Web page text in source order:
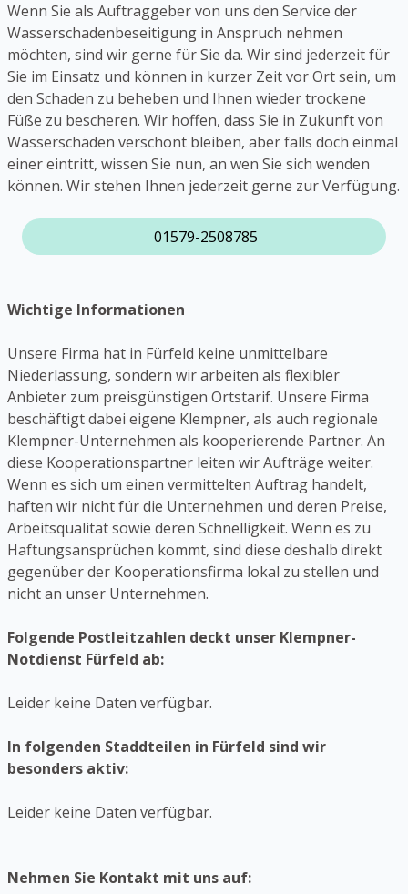
Wenn Sie als Auftraggeber von uns den Service der
Wasserschadenbeseitigung in Anspruch nehmen
möchten, sind wir gerne für Sie da. Wir sind jederzeit für
Sie im Einsatz und können in kurzer Zeit vor Ort sein, um
den Schaden zu beheben und Ihnen wieder trockene
Füße zu bescheren. Wir hoffen, dass Sie in Zukunft von
Wasserschäden verschont bleiben, aber falls doch einmal
einer eintritt, wissen Sie nun, an wen Sie sich wenden
können. Wir stehen Ihnen jederzeit gerne zur Verfügung.
01579-2508785
Wichtige Informationen
Unsere Firma hat in Fürfeld keine unmittelbare
Niederlassung, sondern wir arbeiten als flexibler
Anbieter zum preisgünstigen Ortstarif. Unsere Firma
beschäftigt dabei eigene Klempner, als auch regionale
Klempner-Unternehmen als kooperierende Partner. An
diese Kooperationspartner leiten wir Aufträge weiter.
Wenn es sich um einen vermittelten Auftrag handelt,
haften wir nicht für die Unternehmen und deren Preise,
Arbeitsqualität sowie deren Schnelligkeit. Wenn es zu
Haftungsansprüchen kommt, sind diese deshalb direkt
gegenüber der Kooperationsfirma lokal zu stellen und
nicht an unser Unternehmen.
Folgende Postleitzahlen deckt unser Klempner-
Notdienst Fürfeld ab:
Leider keine Daten verfügbar.
In folgenden Staddteilen in Fürfeld sind wir
besonders aktiv:
Leider keine Daten verfügbar.
Nehmen Sie Kontakt mit uns auf: